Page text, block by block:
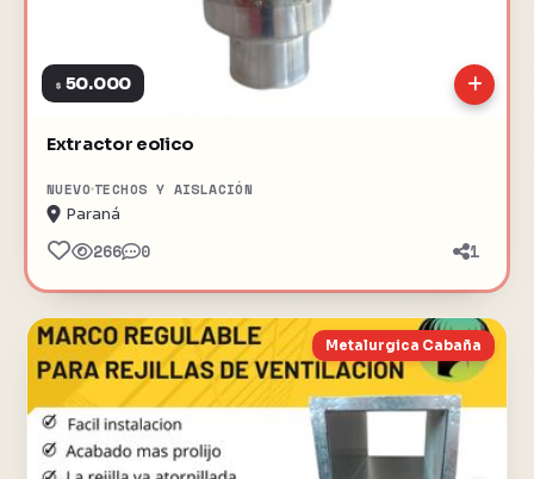
$ 50.000
Extractor eolico
NUEVO TECHOS Y AISLACIÓN
Paraná
266 0 1
Metalurgica Cabaña